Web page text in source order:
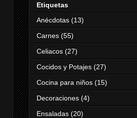
Etiquetas
Anécdotas (13)
Carnes (55)
Celiacos (27)
Cocidos y Potajes (27)
Cocina para niños (15)
Decoraciones (4)
Ensaladas (20)